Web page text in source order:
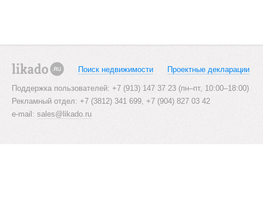
a
v
i
Поиск недвижимости Проектные декларации
Поддержка пользователей: +7 (913) 147 37 23 (пн–пт, 10:00–18:00)
Рекламный отдел: +7 (3812) 341 699, +7 (904) 827 03 42
e-mail: sales@likado.ru